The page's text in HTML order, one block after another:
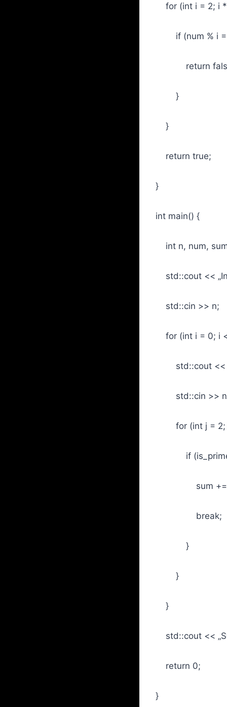
for (int i = 2; i *
if (num % i
return
}
}
return true;
}
int main() {
int n, num,
std::cout <<
std::cin >> n;
for (int i = 0; i
std::cout <<
std::cin >>
for (int j = 2; j
if (is_prime(j)
sum +=
break;
}
}
}
std::cout <<
return 0;
}